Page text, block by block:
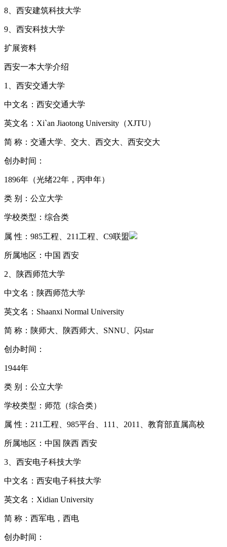
8、西安建筑科技大学
9、西安科技大学
扩展资料
西安一本大学介绍
1、西安交通大学
中文名：西安交通大学
英文名：Xi`an Jiaotong University（XJTU）
简 称：交通大学、交大、西交大、西安交大
创办时间：
1896年（光绪22年，丙申年）
类 别：公立大学
学校类型：综合类
属 性：985工程、211工程、C9联盟
所属地区：中国 西安
2、陕西师范大学
中文名：陕西师范大学
英文名：Shaanxi Normal University
简 称：陕师大、陕西师大、SNNU、闪star
创办时间：
1944年
类 别：公立大学
学校类型：师范（综合类）
属 性：211工程、985平台、111、2011、教育部直属高校
所属地区：中国 陕西 西安
3、西安电子科技大学
中文名：西安电子科技大学
英文名：Xidian University
简 称：西军电，西电
创办时间：